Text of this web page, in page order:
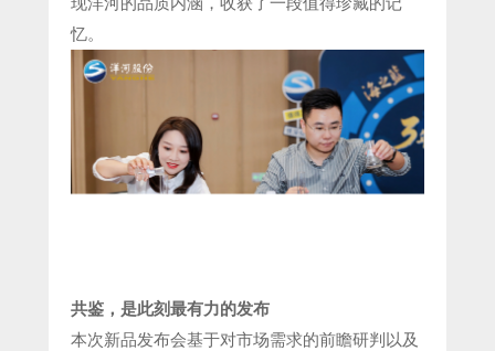
忆。
共鉴，是此刻最有力的发布
本次新品发布会基于对市场需求的前瞻研判以及